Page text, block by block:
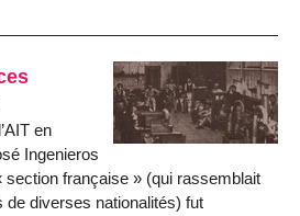
en
Ingenieros
section française » (qui rassemblait
de diverses nationalités) fut